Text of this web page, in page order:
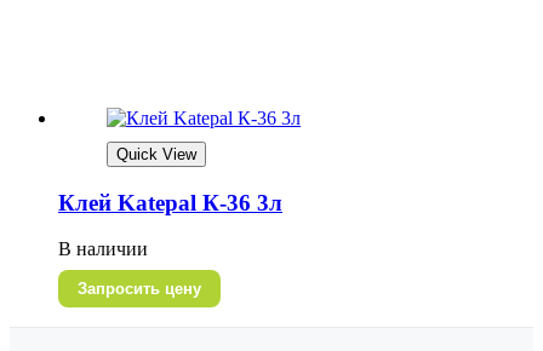
Quick View
Клей Katepal К-36 3л
В наличии
Запросить цену